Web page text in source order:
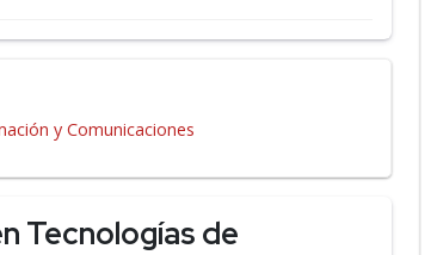
y Comunicaciones
Tecnologías de